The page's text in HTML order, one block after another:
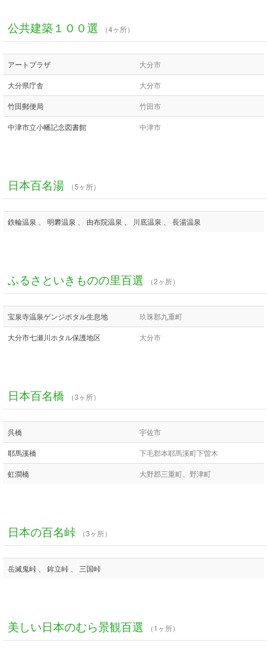
公共建築１００選 （4ヶ所）
アートプラザ 大分市
大分県庁舎 大分市
竹田郵便局 竹田市
中津市立小幡記念図書館 中津市
日本百名湯 （5ヶ所）
鉄輪温泉 、 明礬温泉 、 由布院温泉 、 川底温泉 、 長湯温泉
ふるさといきものの里百選 （2ヶ所）
宝泉寺温泉ゲンジボタル生息地 玖珠郡九重町
大分市七瀬川ホタル保護地区 大分市
日本百名橋 （3ヶ所）
呉橋 宇佐市
耶馬溪橋 下毛郡本耶馬溪町下曽木
虹澗橋 大野郡三重町、野津町
日本の百名峠 （3ヶ所）
岳滅鬼峠 、 鉾立峠 、 三国峠
美しい日本のむら景観百選 （1ヶ所）